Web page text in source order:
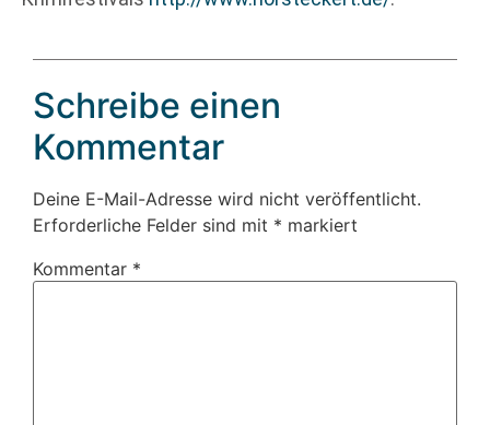
Schreibe einen
Kommentar
Deine E-Mail-Adresse wird nicht veröffentlicht.
Erforderliche Felder sind mit * markiert
Kommentar *